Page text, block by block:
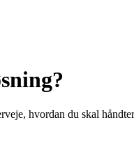
hvordan du skal